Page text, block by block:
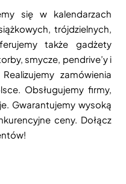
się w kalendarzach
trójdzielnych,
także gadżety
smycze, pendrive’y i
zamówienia
Obsługujemy firmy,
Gwarantujemy wysoką
ceny. Dołącz